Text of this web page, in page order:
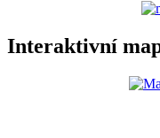
Interaktivní